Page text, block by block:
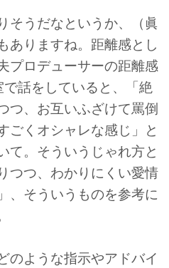
そうだなというか、（眞
ありますね。距離感とし
プロデューサーの距離感
話をしていると、「絶
つ、お互いふざけて罵倒
ごくオシャレな感じ」と
て。そういうじゃれ方と
つつ、わかりにくい愛情
、そういうものを参考に
ような指示やアドバイ